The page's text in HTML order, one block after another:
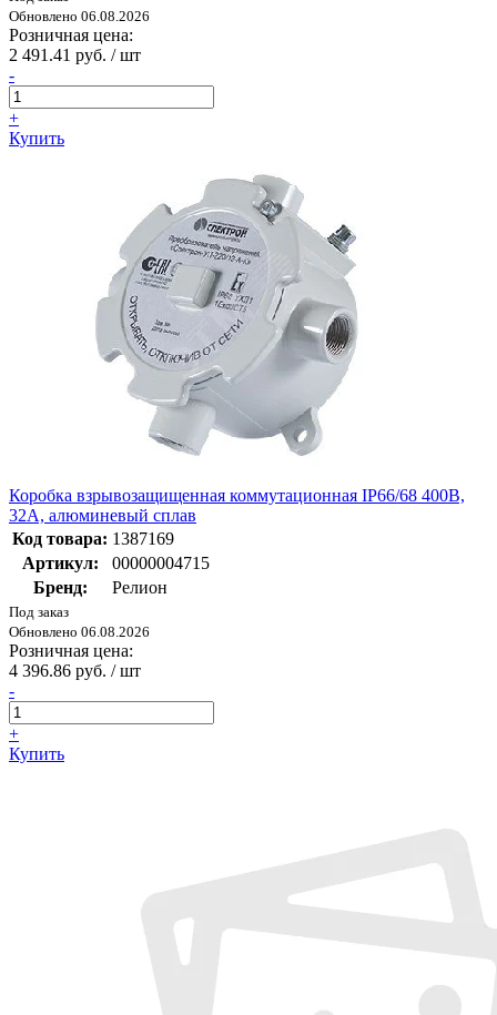
Обновлено 06.08.2026
Розничная цена:
2 491.41 руб. / шт
-
+
Купить
Коробка взрывозащищенная коммутационная IP66/68 400В,
32А, алюминевый сплав
Код товара: 1387169
Артикул:
00000004715
Бренд:
Релион
Под заказ
Обновлено 06.08.2026
Розничная цена:
4 396.86 руб. / шт
-
+
Купить